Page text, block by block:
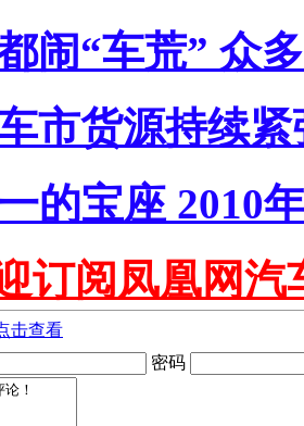
闹“车荒” 众
市货源持续
的宝座 2010
订阅凤凰网汽
击查看
密码